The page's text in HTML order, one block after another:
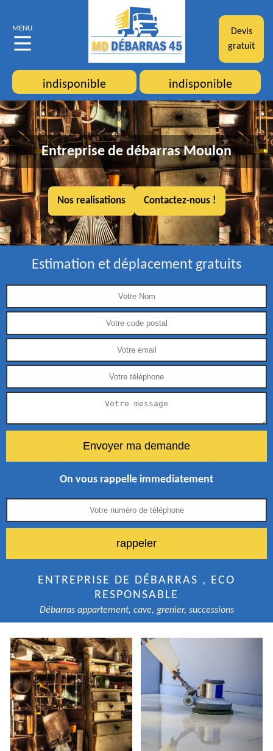
MENU
Devis
gratuit
indisponible indisponible
Entreprise de débarras Moulon
Nos realisations Contactez-nous !
Estimation et déplacement gratuits
On vous rappelle immediatement
ENTREPRISE DE DÉBARRAS , ECO
RESPONSABLE
Débarras appartement, cave, grenier, successions